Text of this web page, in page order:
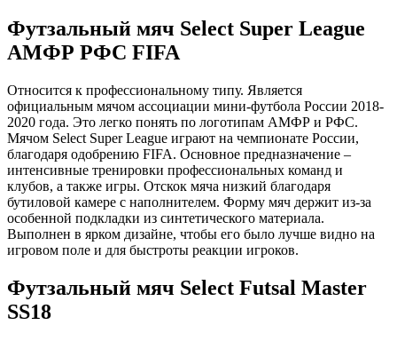
Футзальный мяч Select Super League
АМФР РФС FIFA
Относится к профессиональному типу. Является
официальным мячом ассоциации мини-футбола России 2018-
2020 года. Это легко понять по логотипам АМФР и РФС.
Мячом Select Super League играют на чемпионате России,
благодаря одобрению FIFA. Основное предназначение –
интенсивные тренировки профессиональных команд и
клубов, а также игры. Отскок мяча низкий благодаря
бутиловой камере с наполнителем. Форму мяч держит из-за
особенной подкладки из синтетического материала.
Выполнен в ярком дизайне, чтобы его было лучше видно на
игровом поле и для быстроты реакции игроков.
Футзальный мяч Select Futsal Master
SS18